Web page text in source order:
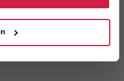
wokken,